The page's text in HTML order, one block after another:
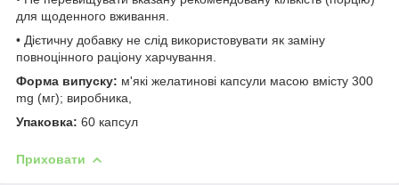
для щоденного вживання.
• Дієтичну добавку не слід використовувати як заміну
повноцінного раціону харчування.
Форма випуску: м'які желатинові капсули масою вмісту 300
mg (мг); виробника,
Упаковка: 60 капсул
Приховати